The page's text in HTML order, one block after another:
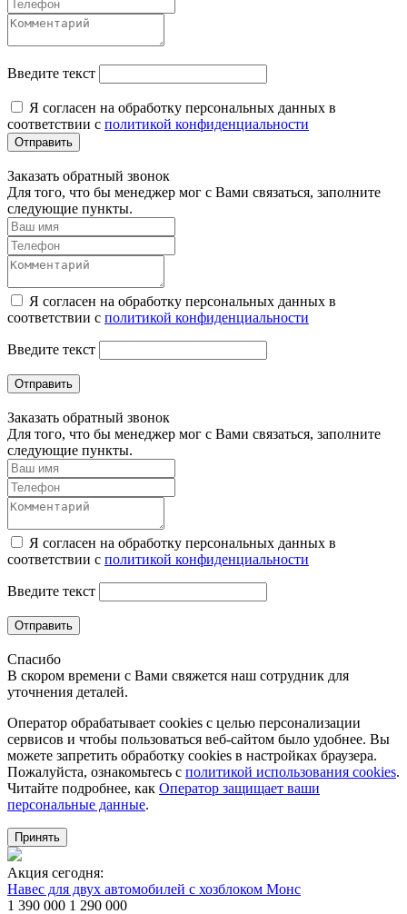
Введите текст
Я согласен на обработку персональных данных в
соответствии с политикой конфиденциальности
Отправить
Заказать обратный звонок
Для того, что бы менеджер мог с Вами связаться, заполните
следующие пункты.
Я согласен на обработку персональных данных в
соответствии с политикой конфиденциальности
Введите текст
Отправить
Заказать обратный звонок
Для того, что бы менеджер мог с Вами связаться, заполните
следующие пункты.
Я согласен на обработку персональных данных в
соответствии с политикой конфиденциальности
Введите текст
Отправить
Спасибо
В скором времени с Вами свяжется наш сотрудник для
уточнения деталей.
Оператор обрабатывает cookies с целью персонализации
сервисов и чтобы пользоваться веб-сайтом было удобнее. Вы
можете запретить обработку сookies в настройках браузера.
Пожалуйста, ознакомьтесь с политикой использования cookies.
Читайте подробнее, как Оператор защищает ваши
персональные данные.
Принять
Акция сегодня:
Навес для двух автомобилей с хозблоком Монс
1 390 000 1 290 000